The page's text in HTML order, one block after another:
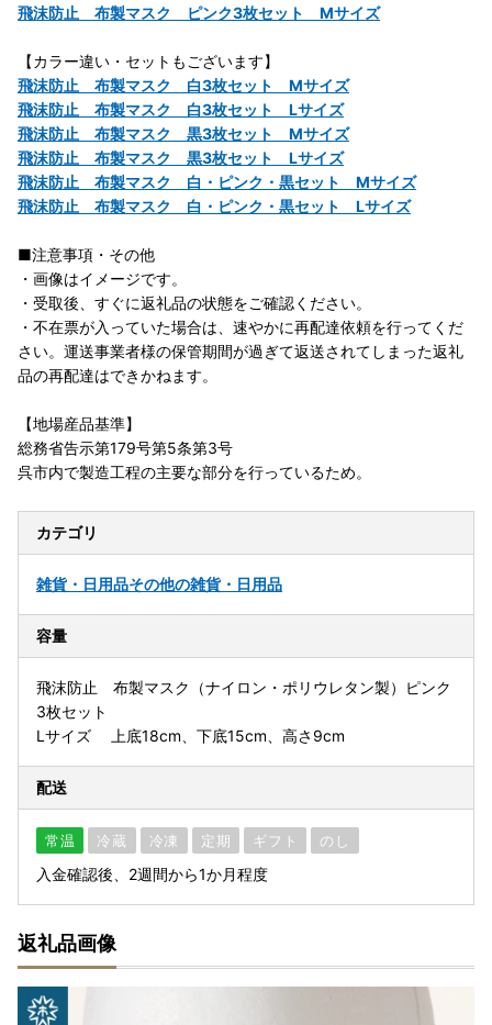
飛沫防止 布製マスク ピンク3枚セット Mサイズ
【カラー違い・セットもございます】
飛沫防止 布製マスク 白3枚セット Mサイズ
飛沫防止 布製マスク 白3枚セット Lサイズ
飛沫防止 布製マスク 黒3枚セット Mサイズ
飛沫防止 布製マスク 黒3枚セット Lサイズ
飛沫防止 布製マスク 白・ピンク・黒セット Mサイズ
飛沫防止 布製マスク 白・ピンク・黒セット Lサイズ
■注意事項・その他
・画像はイメージです。
・受取後、すぐに返礼品の状態をご確認ください。
・不在票が入っていた場合は、速やかに再配達依頼を行ってくだ
さい。運送事業者様の保管期間が過ぎて返送されてしまった返礼
品の再配達はできかねます。
【地場産品基準】
総務省告示第179号第5条第3号
呉市内で製造工程の主要な部分を行っているため。
カテゴリ
雑貨・日用品その他の雑貨・日用品
容量
飛沫防止 布製マスク（ナイロン・ポリウレタン製）ピンク
3枚セット
Lサイズ 上底18cm、下底15cm、高さ9cm
配送
常温 冷蔵 冷凍 定期 ギフト のし
入金確認後、2週間から1か月程度
返礼品画像